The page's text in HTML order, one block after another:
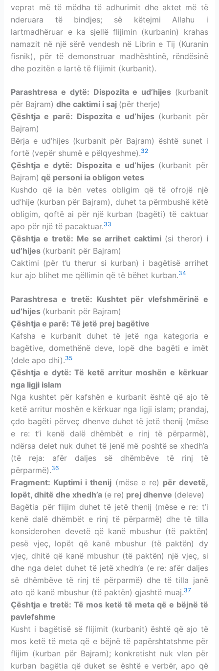
veprat më të mëdha të adhurimit dhe aktet më të
nderuara të bindjes; së këtejmi Allahu i
lartmadhëruar e ka sjellë flijimin (kurbanin) krahas
namazit në një sërë vendesh në Librin e Tij (Kuranin
fisnik), për të demonstruar madhështinë, rëndësinë
dhe pozitën e lartë të flijimit (kurbanit).
Parashtresa e dytë: Dispozita e ud’hijes (kurbanit
për Bajram)dhe caktimi i saj (për therje)
Çështja e parë: Dispozita e ud’hijes (kurbanit për
Bajram)
Bërja e ud’hijes (kurbanit për Bajram) është sunet i
fortë (vepër shumë e pëlqyeshme).32
Çështja e dytë: Dispozita e ud’hijes (kurbanit për
Bajram) që personi ia obligon vetes
Kushdo që ia bën vetes obligim që të ofrojë një
ud’hije (kurban për Bajram), duhet ta përmbushë këtë
obligim, qoftë ai për një kurban (bagëti) të caktuar
apo për një të pacaktuar.33
Çështja e tretë: Me se arrihet caktimi (si theror) i
ud’hijes (kurbanit për Bajram)
Caktimi (për t’u therur si kurban) i bagëtisë arrihet
kur ajo blihet me qëllimin që të bëhet kurban.34
Parashtresa e tretë: Kushtet për vlefshmërinë e
ud’hijes (kurbanit për Bajram)
Çështja e parë: Të jetë prej bagëtive
Kafsha e kurbanit duhet të jetë nga kategoria e
bagëtive, domethënë deve, lopë dhe bagëti e imët
(dele apo dhi).35
Çështja e dytë: Të ketë arritur moshën e kërkuar
nga ligji islam
Nga kushtet për kafshën e kurbanit është që ajo të
ketë arritur moshën e kërkuar nga ligji islam; prandaj,
çdo bagëti përveç dhenve duhet të jetë thenij (mëse
e re: t’i kenë dalë dhëmbët e rinj të përparmë),
ndërsa delet nuk duhet të jenë më poshtë se xhedh’a
(të reja: afër daljes së dhëmbëve të rinj të
përparmë).36
Fragment: Kuptimi i thenij (mëse e re) për devetë,
lopët, dhitë dhe xhedh’a (e re) prej dhenve (deleve)
Bagëtia për flijim duhet të jetë thenij (mëse e re: t’i
kenë dalë dhëmbët e rinj të përparmë) dhe të tilla
konsiderohen devetë që kanë mbushur (të paktën)
pesë vjeç, lopët që kanë mbushur (të paktën) dy
vjeç, dhitë që kanë mbushur (të paktën) një vjeç, si
dhe nga delet duhet të jetë xhedh’a (e re: afër daljes
së dhëmbëve të rinj të përparmë) dhe të tilla janë
ato që kanë mbushur (të paktën) gjashtë muaj.37
Çështja e tretë: Të mos ketë të meta që e bëjnë të
pavlefshme
Kusht i bagëtisë së flijimit (kurbanit) është që ajo të
mos ketë të meta që e bëjnë të papërshtatshme për
flijim (kurban për Bajram); konkretisht nuk vlen për
kurban bagëtia që duket se është e verbër, apo që